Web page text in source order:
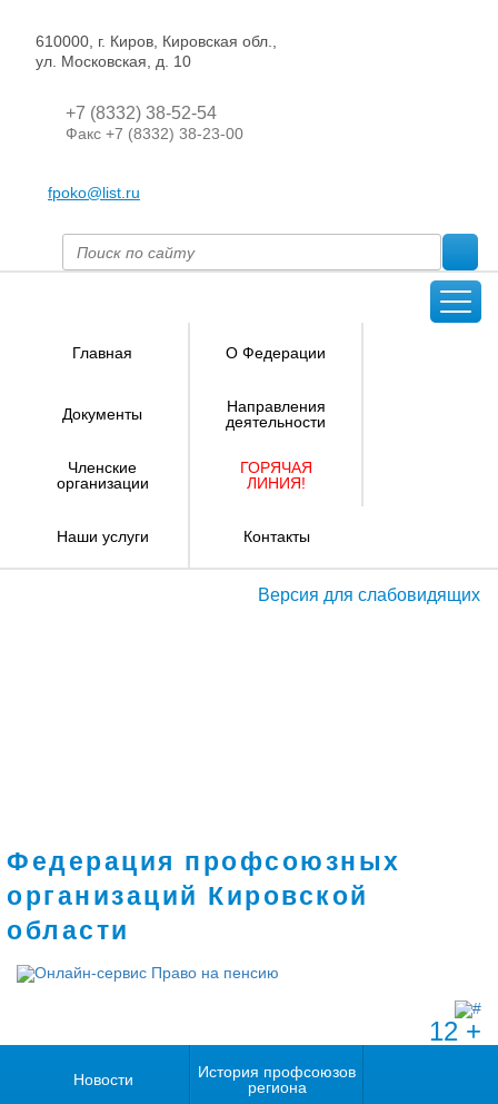
610000, г. Киров, Кировская обл.,
ул. Московская, д. 10
+7 (8332) 38-52-54
Факс +7 (8332) 38-23-00
fpoko@list.ru
Главная О Федерации
Документы
Направления
деятельности
Членские
организации
ГОРЯЧАЯ
ЛИНИЯ!
Наши услуги Контакты
Версия для слабовидящих
Федерация профсоюзных
организаций Кировской
области
12 +
Новости
История профсоюзов
региона